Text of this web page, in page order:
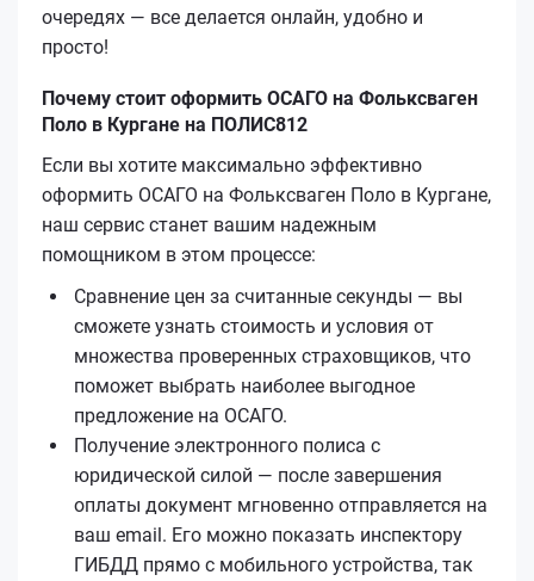
очередях — все делается онлайн, удобно и
просто!
Почему стоит оформить ОСАГО на Фольксваген
Поло в Кургане на ПОЛИС812
Если вы хотите максимально эффективно
оформить ОСАГО на Фольксваген Поло в Кургане,
наш сервис станет вашим надежным
помощником в этом процессе:
Сравнение цен за считанные секунды — вы
сможете узнать стоимость и условия от
множества проверенных страховщиков, что
поможет выбрать наиболее выгодное
предложение на ОСАГО.
Получение электронного полиса с
юридической силой — после завершения
оплаты документ мгновенно отправляется на
ваш email. Его можно показать инспектору
ГИБДД прямо с мобильного устройства, так